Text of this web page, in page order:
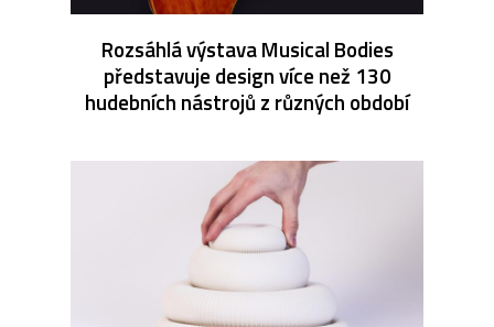
Rozsáhlá výstava Musical Bodies
představuje design více než 130
hudebních nástrojů z různých období